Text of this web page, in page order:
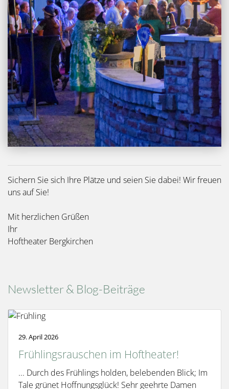
Sichern Sie sich Ihre Plätze und seien Sie dabei! Wir freuen
uns auf Sie!
Mit herzlichen Grüßen
Ihr
Hoftheater Bergkirchen
Newsletter & Blog-Beiträge
29. April 2026
Frühlingsrauschen im Hoftheater!
... Durch des Frühlings holden, belebenden Blick; Im
Tale grünet Hoffnungsglück! Sehr geehrte Damen